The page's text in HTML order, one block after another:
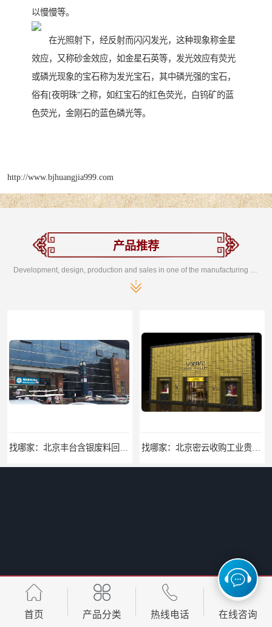
以慢慢等。
在光照射下，经反射而闪闪发光，这种现象称金星
效应，又称砂金效应，如金星石英等，发光效应有荧光
或磷光现象的宝石称为发光宝石，其中磷光强的宝石，
俗有[夜明珠"之称，如红宝石的红色荧光，白钨矿的蓝
色荧光，金刚石的蓝色磷光等。
http://www.bjhuangjia999.com
产品推荐
首页 产品分类 热线电话 在线咨询